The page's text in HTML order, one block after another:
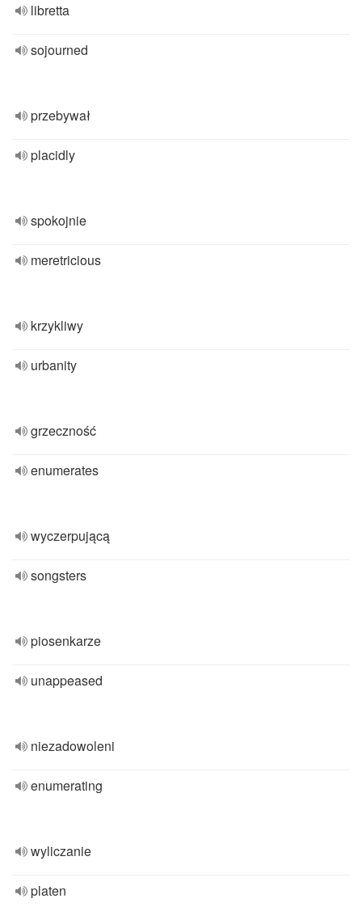
libretta
sojourned
przebywał
placidly
spokojnie
meretricious
krzykliwy
urbanity
grzeczność
enumerates
wyczerpującą
songsters
piosenkarze
unappeased
niezadowoleni
enumerating
wyliczanie
platen